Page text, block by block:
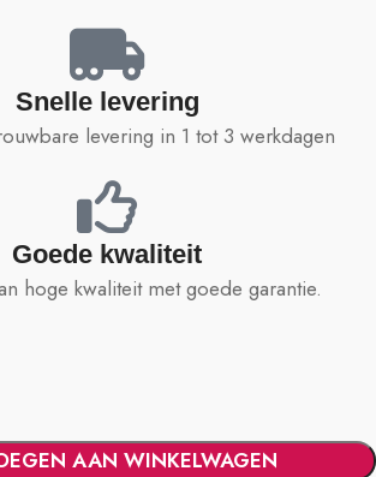
Snelle levering
levering in 1 tot 3 werkdagen
Goede kwaliteit
hoge kwaliteit met goede garantie.
AAN WINKELWAGEN